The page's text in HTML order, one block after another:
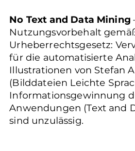
No Text and Data Mining
Nutzungsvorbehalt
Urheberrechtsgesetz:
für die automatisierte
Illustrationen von Stefan
(Bilddateien Leichte
Informationsgewinnung
Anwendungen (Text and
sind unzulässig.